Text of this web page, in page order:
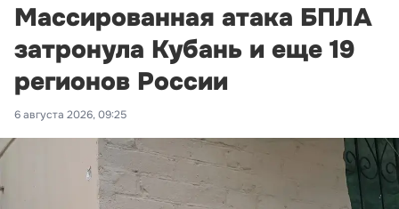
Массированная атака БПЛА
затронула Кубань и еще 19
регионов России
6 августа 2026, 09:25